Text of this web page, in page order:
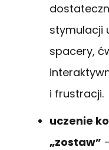
stymulacji
spacery,
i frustracji.
uczenie
„zostaw”